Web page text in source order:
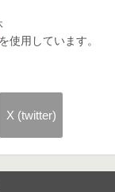
を使用しています。
X (twitter)